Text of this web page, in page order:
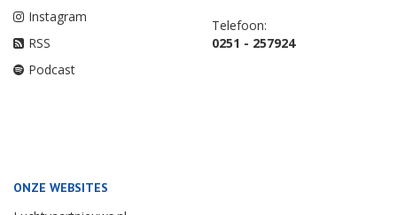
Instagram
RSS
Podcast
Telefoon:
0251 - 257924
ONZE WEBSITES